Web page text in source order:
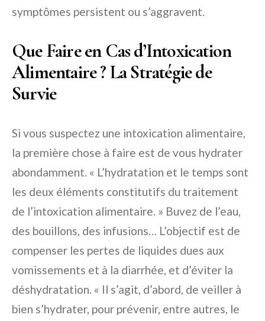
symptômes persistent ou s’aggravent.
Que Faire en Cas d’Intoxication
Alimentaire ? La Stratégie de
Survie
Si vous suspectez une intoxication alimentaire,
la première chose à faire est de vous hydrater
abondamment. « L’hydratation et le temps sont
les deux éléments constitutifs du traitement
de l’intoxication alimentaire. » Buvez de l’eau,
des bouillons, des infusions… L’objectif est de
compenser les pertes de liquides dues aux
vomissements et à la diarrhée, et d’éviter la
déshydratation. « Il s’agit, d’abord, de veiller à
bien s’hydrater, pour prévenir, entre autres, le